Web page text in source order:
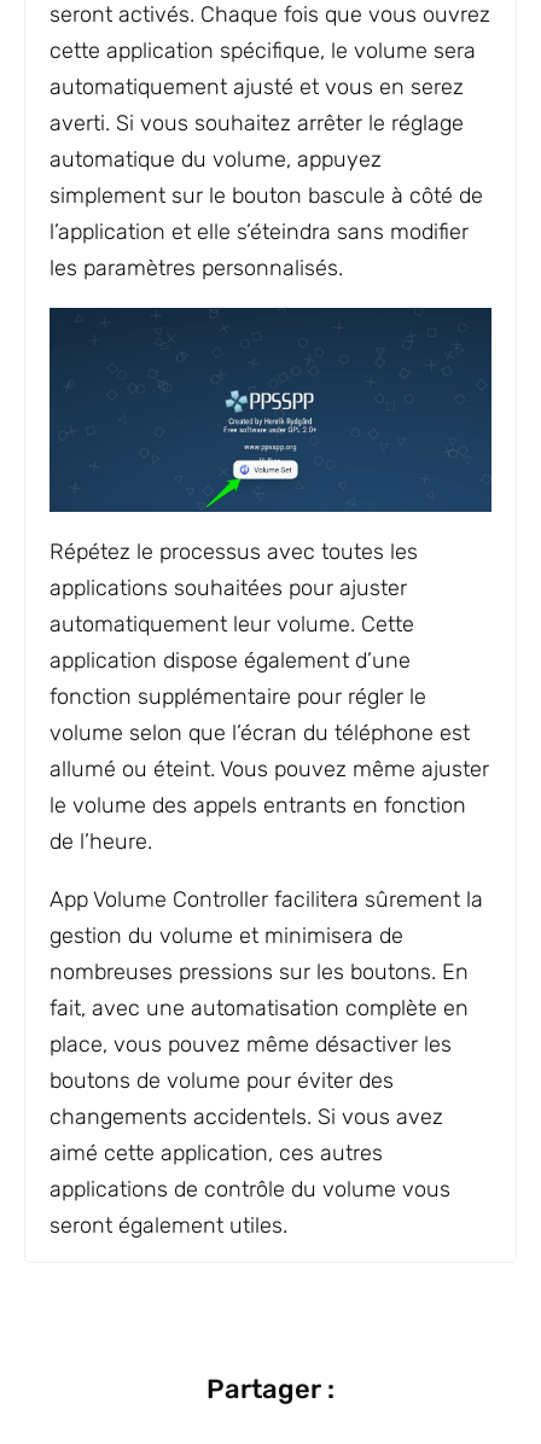
seront activés. Chaque fois que vous ouvrez
cette application spécifique, le volume sera
automatiquement ajusté et vous en serez
averti. Si vous souhaitez arrêter le réglage
automatique du volume, appuyez
simplement sur le bouton bascule à côté de
l’application et elle s’éteindra sans modifier
les paramètres personnalisés.
Répétez le processus avec toutes les
applications souhaitées pour ajuster
automatiquement leur volume. Cette
application dispose également d’une
fonction supplémentaire pour régler le
volume selon que l’écran du téléphone est
allumé ou éteint. Vous pouvez même ajuster
le volume des appels entrants en fonction
de l’heure.
App Volume Controller facilitera sûrement la
gestion du volume et minimisera de
nombreuses pressions sur les boutons. En
fait, avec une automatisation complète en
place, vous pouvez même désactiver les
boutons de volume pour éviter des
changements accidentels. Si vous avez
aimé cette application, ces autres
applications de contrôle du volume vous
seront également utiles.
Partager :